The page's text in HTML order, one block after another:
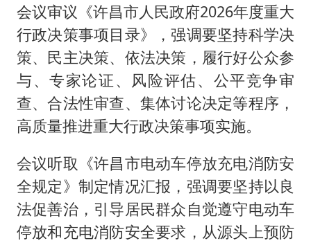
会议审议《许昌市人民政府2026年度重大
行政决策事项目录》，强调要坚持科学决
策、民主决策、依法决策，履行好公众参
与、专家论证、风险评估、公平竞争审
查、合法性审查、集体讨论决定等程序，
高质量推进重大行政决策事项实施。
会议听取《许昌市电动车停放充电消防安
全规定》制定情况汇报，强调要坚持以良
法促善治，引导居民群众自觉遵守电动车
停放和充电消防安全要求，从源头上预防